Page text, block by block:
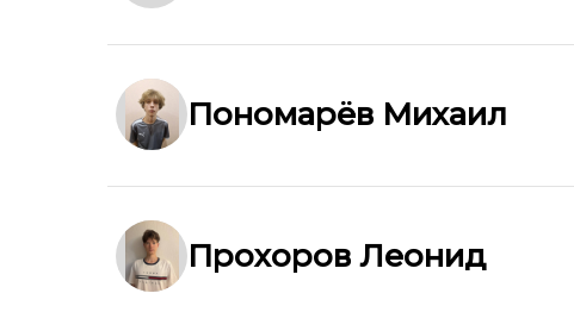
Пономарёв Михаил
Прохоров Леонид